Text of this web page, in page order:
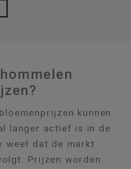
kunnen
langer actief is in de
weet dat de markt
Prijzen worden